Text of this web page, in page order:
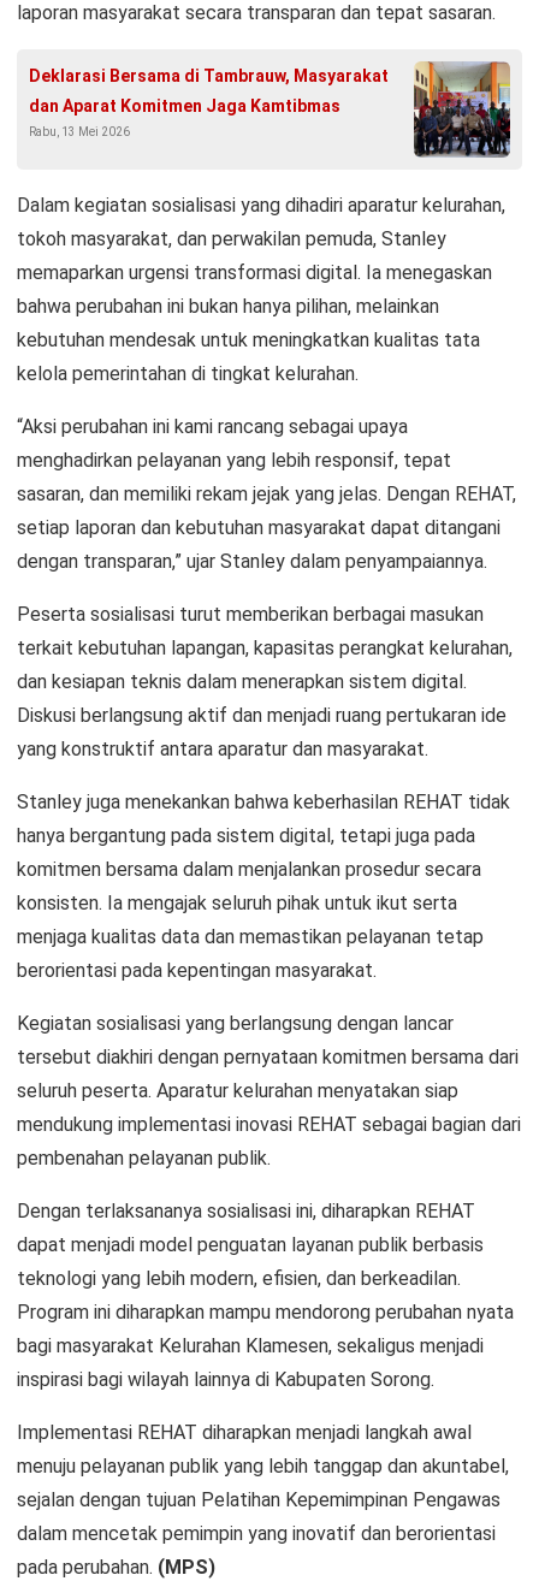
laporan masyarakat secara transparan dan tepat sasaran.
Deklarasi Bersama di Tambrauw, Masyarakat
dan Aparat Komitmen Jaga Kamtibmas
Rabu, 13 Mei 2026
Dalam kegiatan sosialisasi yang dihadiri aparatur kelurahan,
tokoh masyarakat, dan perwakilan pemuda, Stanley
memaparkan urgensi transformasi digital. Ia menegaskan
bahwa perubahan ini bukan hanya pilihan, melainkan
kebutuhan mendesak untuk meningkatkan kualitas tata
kelola pemerintahan di tingkat kelurahan.
“Aksi perubahan ini kami rancang sebagai upaya
menghadirkan pelayanan yang lebih responsif, tepat
sasaran, dan memiliki rekam jejak yang jelas. Dengan REHAT,
setiap laporan dan kebutuhan masyarakat dapat ditangani
dengan transparan,” ujar Stanley dalam penyampaiannya.
Peserta sosialisasi turut memberikan berbagai masukan
terkait kebutuhan lapangan, kapasitas perangkat kelurahan,
dan kesiapan teknis dalam menerapkan sistem digital.
Diskusi berlangsung aktif dan menjadi ruang pertukaran ide
yang konstruktif antara aparatur dan masyarakat.
Stanley juga menekankan bahwa keberhasilan REHAT tidak
hanya bergantung pada sistem digital, tetapi juga pada
komitmen bersama dalam menjalankan prosedur secara
konsisten. Ia mengajak seluruh pihak untuk ikut serta
menjaga kualitas data dan memastikan pelayanan tetap
berorientasi pada kepentingan masyarakat.
Kegiatan sosialisasi yang berlangsung dengan lancar
tersebut diakhiri dengan pernyataan komitmen bersama dari
seluruh peserta. Aparatur kelurahan menyatakan siap
mendukung implementasi inovasi REHAT sebagai bagian dari
pembenahan pelayanan publik.
Dengan terlaksananya sosialisasi ini, diharapkan REHAT
dapat menjadi model penguatan layanan publik berbasis
teknologi yang lebih modern, efisien, dan berkeadilan.
Program ini diharapkan mampu mendorong perubahan nyata
bagi masyarakat Kelurahan Klamesen, sekaligus menjadi
inspirasi bagi wilayah lainnya di Kabupaten Sorong.
Implementasi REHAT diharapkan menjadi langkah awal
menuju pelayanan publik yang lebih tanggap dan akuntabel,
sejalan dengan tujuan Pelatihan Kepemimpinan Pengawas
dalam mencetak pemimpin yang inovatif dan berorientasi
pada perubahan. (MPS)